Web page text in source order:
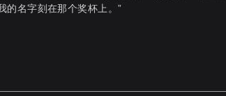
的名字刻在那个奖杯上。”